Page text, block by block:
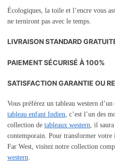
Écologiques, la toile et l’encre vous
ne terniront pas avec le temps.
LIVRAISON STANDARD
PAIEMENT SÉCURISÉ À 100%
SATISFACTION GARANTIE OU
Vous préférez un tableau western
tableau enfant Indien, c’est l’un des
collection de tableaux western, il saura
contemporain. Pour transformer votre
Far West, visitez notre collection
western.